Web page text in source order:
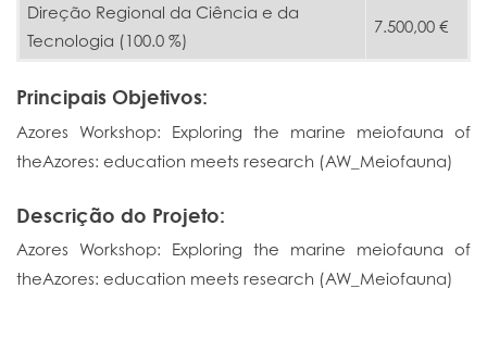
Direção Regional da Ciência e da
Tecnologia (100.0 %)
7.500,00 €
Principais Objetivos:
Azores Workshop: Exploring the marine meiofauna of
theAzores: education meets research (AW_Meiofauna)
Descrição do Projeto:
Azores Workshop: Exploring the marine meiofauna of
theAzores: education meets research (AW_Meiofauna)